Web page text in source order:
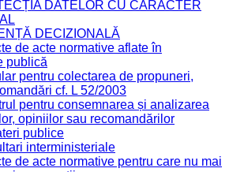
DATELOR CU CARACTER
DECIZIONALĂ
de acte normative aflate în
publică
pentru colectarea de propuneri,
cf. L 52/2003
pentru consemnarea și analizarea
opiniilor sau recomandărilor
publice
interministeriale
de acte normative pentru care nu mai